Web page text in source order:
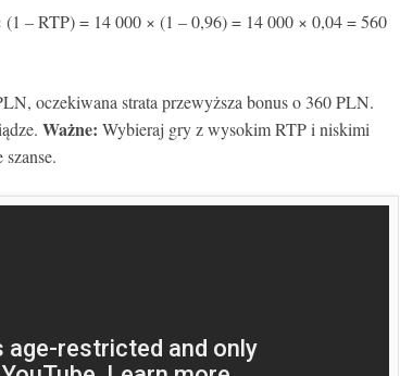
– RTP) = 14 000 × (1 – 0,96) = 14 000 × 0,04 = 560
oczekiwana strata przewyższa bonus o 360 PLN.
Ważne: Wybieraj gry z wysokim RTP i niskimi